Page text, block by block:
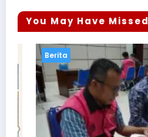
You May Have Missed
Berita